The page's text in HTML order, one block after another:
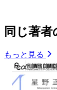
同じ著者
もっと見る